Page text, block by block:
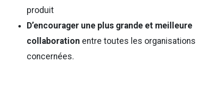
produit
D’encourager une plus grande et meilleure
collaboration entre toutes les organisations
concernées.